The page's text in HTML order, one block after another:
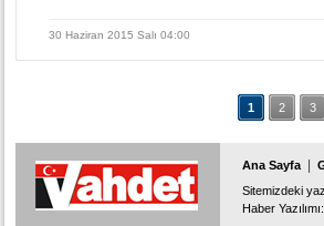
30 Haziran 2015 Salı 04:00
1 2 3
Ana Sayfa
Sitemizdeki
Haber Yazılımı: